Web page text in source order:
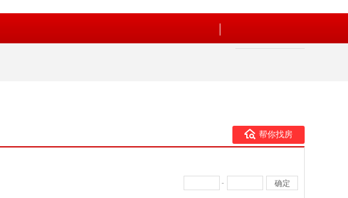
帮你找房
-